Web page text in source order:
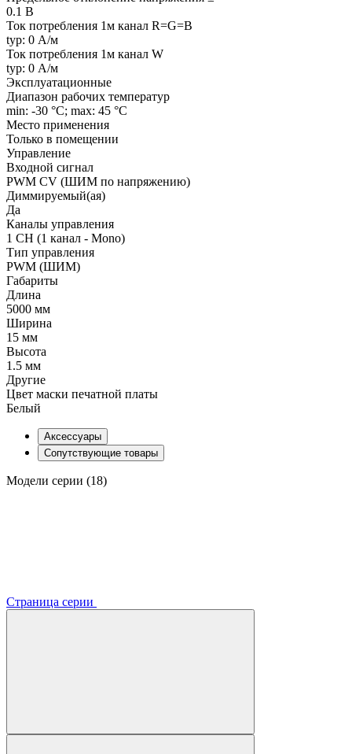
0.1 В
Ток потребления 1м канал R=G=B
typ: 0 А/м
Ток потребления 1м канал W
typ: 0 А/м
Эксплуатационные
Диапазон рабочих температур
min: -30 °C; max: 45 °C
Место применения
Только в помещении
Управление
Входной сигнал
PWM СV (ШИМ по напряжению)
Диммируемый(ая)
Да
Каналы управления
1 CH (1 канал - Mono)
Тип управления
PWM (ШИМ)
Габариты
Длина
5000 мм
Ширина
15 мм
Высота
1.5 мм
Другие
Цвет маски печатной платы
Белый
Аксессуары
Сопутствующие товары
Модели серии (18)
Страница серии